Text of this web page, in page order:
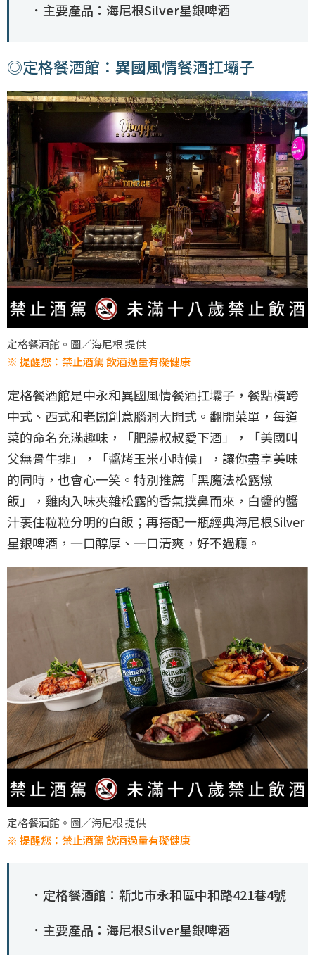
．主要產品：海尼根Silver星銀啤酒
◎定格餐酒館：異國風情餐酒扛壩子
定格餐酒館。圖／海尼根 提供
※ 提醒您：禁止酒駕 飲酒過量有礙健康
定格餐酒館是中永和異國風情餐酒扛壩子，餐點橫跨
中式、西式和老闆創意腦洞大開式。翻開菜單，每道
菜的命名充滿趣味，「肥腸叔叔愛下酒」，「美國叫
父無骨牛排」，「醬烤玉米小時候」，讓你盡享美味
的同時，也會心一笑。特別推薦「黑魔法松露燉
飯」，雞肉入味夾雜松露的香氣撲鼻而來，白醬的醬
汁裹住粒粒分明的白飯；再搭配一瓶經典海尼根Silver
星銀啤酒，一口醇厚、一口清爽，好不過癮。
定格餐酒館。圖／海尼根 提供
※ 提醒您：禁止酒駕 飲酒過量有礙健康
．定格餐酒館：新北市永和區中和路421巷4號
．主要產品：海尼根Silver星銀啤酒